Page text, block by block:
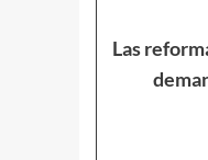
Las